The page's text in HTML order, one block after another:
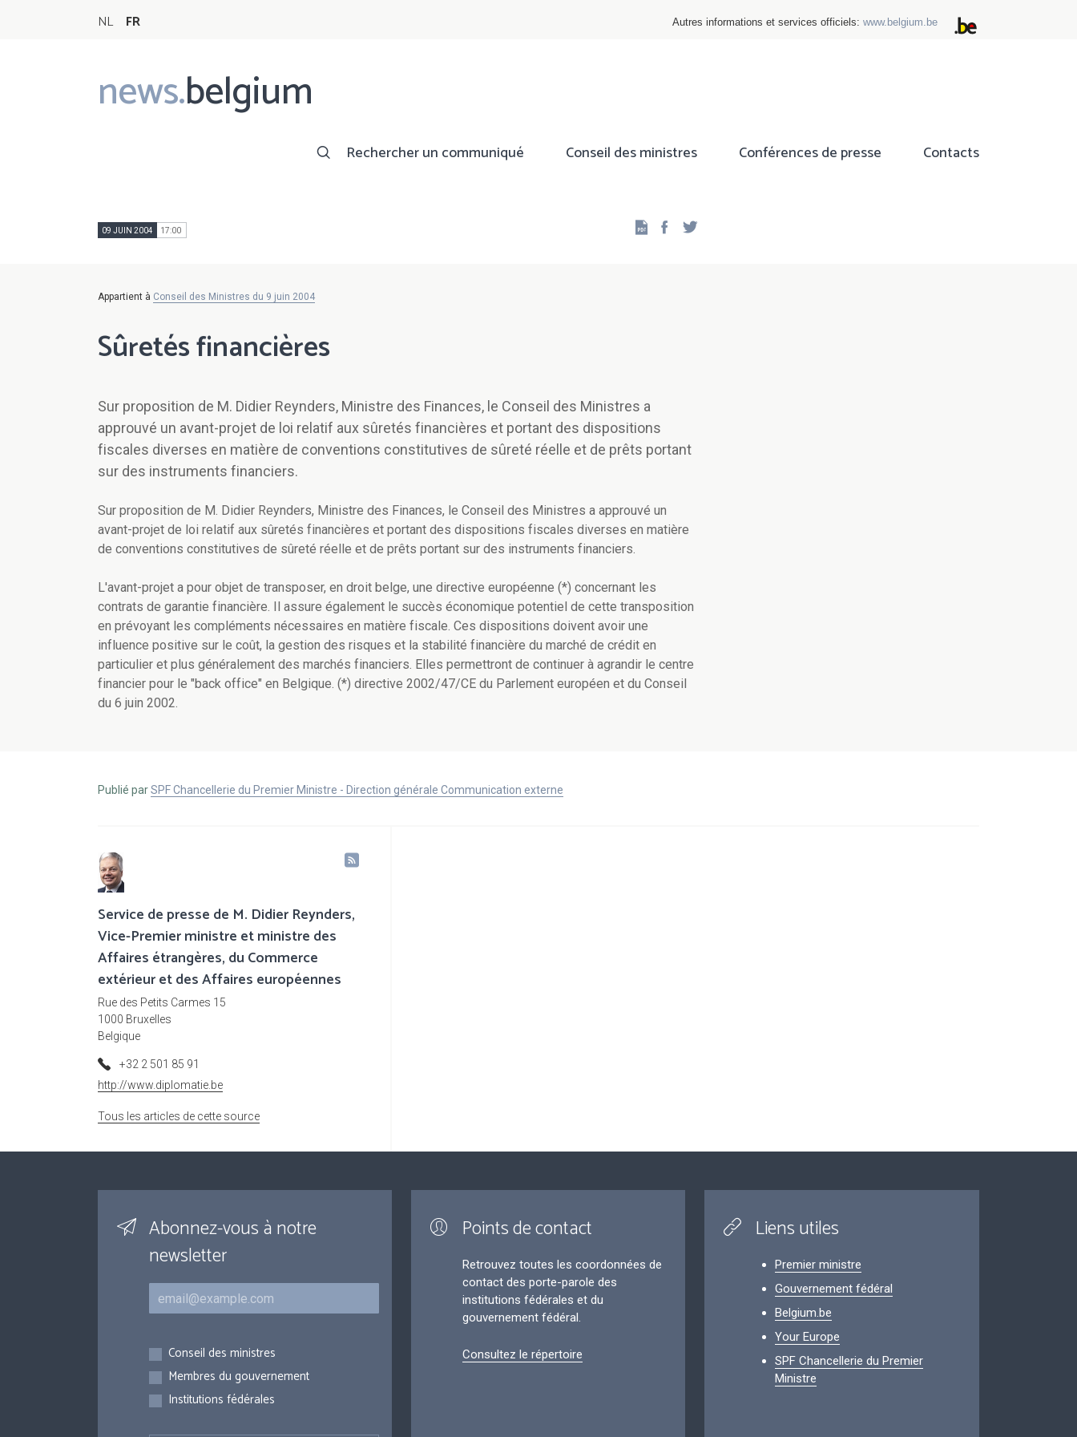
NL FR Autres informations et services officiels: www.belgium.be
news.belgium
Main
navigation
Rechercher un communiqué Conseil des ministres Conférences de presse Contacts
09 JUIN 2004 17:00 Facebook
Appartient à Conseil des Ministres du 9 juin 2004
Sûretés financières
Sur proposition de M. Didier Reynders, Ministre des Finances, le Conseil des Ministres a
approuvé un avant-projet de loi relatif aux sûretés financières et portant des dispositions
fiscales diverses en matière de conventions constitutives de sûreté réelle et de prêts portant
sur des instruments financiers.
Sur proposition de M. Didier Reynders, Ministre des Finances, le Conseil des Ministres a approuvé un
avant-projet de loi relatif aux sûretés financières et portant des dispositions fiscales diverses en matière
de conventions constitutives de sûreté réelle et de prêts portant sur des instruments financiers.
L'avant-projet a pour objet de transposer, en droit belge, une directive européenne (*) concernant les
contrats de garantie financière. Il assure également le succès économique potentiel de cette transposition
en prévoyant les compléments nécessaires en matière fiscale. Ces dispositions doivent avoir une
influence positive sur le coût, la gestion des risques et la stabilité financière du marché de crédit en
particulier et plus généralement des marchés financiers. Elles permettront de continuer à agrandir le centre
financier pour le "back office" en Belgique. (*) directive 2002/47/CE du Parlement européen et du Conseil
du 6 juin 2002.
Publié parSPF Chancellerie du Premier Ministre - Direction générale Communication externe
Service de presse de M. Didier Reynders,
Vice-Premier ministre et ministre des
Affaires étrangères, du Commerce
extérieur et des Affaires européennes
Rue des Petits Carmes 15
1000 Bruxelles
Belgique
+32 2 501 85 91
http://www.diplomatie.be
Tous les articles de cette source
Abonnez-vous à notre
newsletter
Courriel
Inscriptions
Conseil des ministres
Membres du gouvernement
Institutions fédérales
Points de contact
Retrouvez toutes les coordonnées de
contact des porte-parole des
institutions fédérales et du
gouvernement fédéral.
Consultez le répertoire
Liens utiles
Premier ministre
Gouvernement fédéral
Belgium.be
Your Europe
SPF Chancellerie du Premier
Ministre